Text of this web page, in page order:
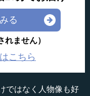
る
れません）
こちら
ではなく人物像も好